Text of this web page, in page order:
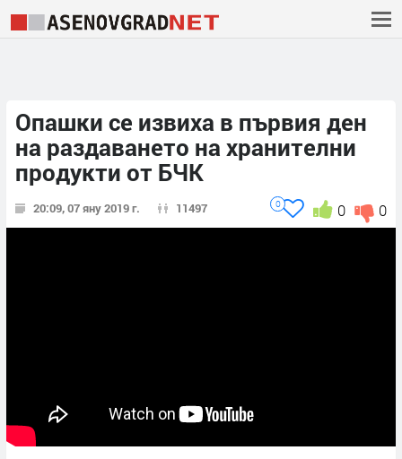
Опашки се извиха в първия ден
на раздаването на хранителни
продукти от БЧК
20:09, 07 яну 2019 г. 11497 0
0
0